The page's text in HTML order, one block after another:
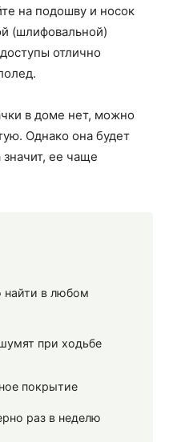
на подошву и носок
(шлифовальной)
отлично
в доме нет, можно
Однако она будет
значит, ее чаще
найти в любом
при ходьбе
покрытие
раз в неделю